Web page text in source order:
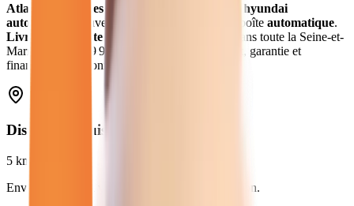
Atlas Automobiles
hyundai
automatique
neuves avec boîte automatique.
Livraison gratuite à
et dans toute la Seine-et-
Marne
29 980
€. Essai gratuit, garantie et
financement disponible.
Distance depuis
5 km
Environ
en voiture jusqu'à notre concession.